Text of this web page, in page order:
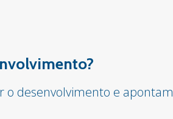
o desenvolvimento e apontam